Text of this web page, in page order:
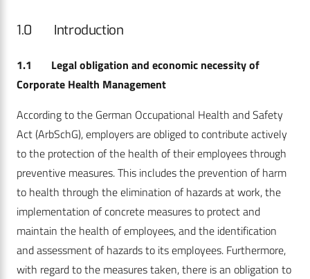
1.0 Introduction
1.1 Legal obligation and economic necessity of
Corporate Health Management
According to the German Occupational Health and Safety
Act (ArbSchG), employers are obliged to contribute actively
to the protection of the health of their employees through
preventive measures. This includes the prevention of harm
to health through the elimination of hazards at work, the
implementation of concrete measures to protect and
maintain the health of employees, and the identification
and assessment of hazards to its employees. Furthermore,
with regard to the measures taken, there is an obligation to